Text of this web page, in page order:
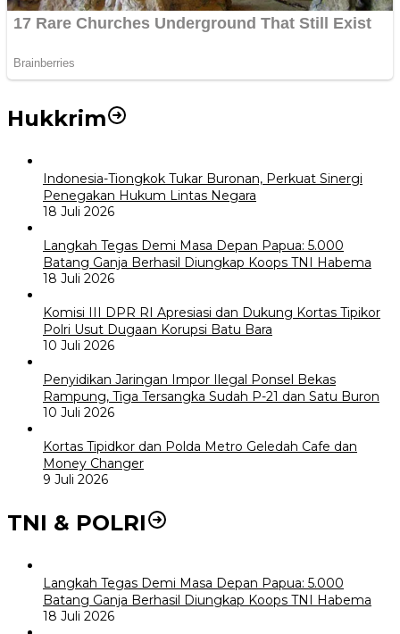
Hukkrim
Indonesia-Tiongkok Tukar Buronan, Perkuat Sinergi
Penegakan Hukum Lintas Negara
18 Juli 2026
Langkah Tegas Demi Masa Depan Papua: 5.000
Batang Ganja Berhasil Diungkap Koops TNI Habema
18 Juli 2026
Komisi III DPR RI Apresiasi dan Dukung Kortas Tipikor
Polri Usut Dugaan Korupsi Batu Bara
10 Juli 2026
Penyidikan Jaringan Impor Ilegal Ponsel Bekas
Rampung, Tiga Tersangka Sudah P-21 dan Satu Buron
10 Juli 2026
Kortas Tipidkor dan Polda Metro Geledah Cafe dan
Money Changer
9 Juli 2026
TNI & POLRI
Langkah Tegas Demi Masa Depan Papua: 5.000
Batang Ganja Berhasil Diungkap Koops TNI Habema
18 Juli 2026